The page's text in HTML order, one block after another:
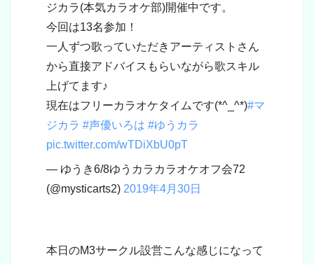
ジカラ(本気カラオケ部)開催中です。
今回は13名参加！
一人ずつ歌っていただきアーティストさん
から直接アドバイスもらいながら歌スキル
上げてます♪
現在はフリーカラオケタイムです(*^_^*)#マ
ジカラ #声優いろは #ゆうカラ
pic.twitter.com/wTDiXbU0pT
— ゆうき6/8ゆうカラカラオケオフ会72
(@mysticarts2) 2019年4月30日
本日のM3サークル設営こんな感じになって